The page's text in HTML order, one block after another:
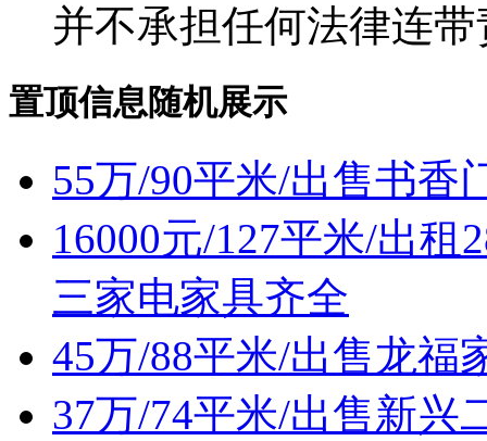
并不承担任何法律连
置顶信息随机展示
55万/90平米/出售书香
16000元/127平米/出
三家电家具齐全
45万/88平米/出售龙福
37万/74平米/出售新兴